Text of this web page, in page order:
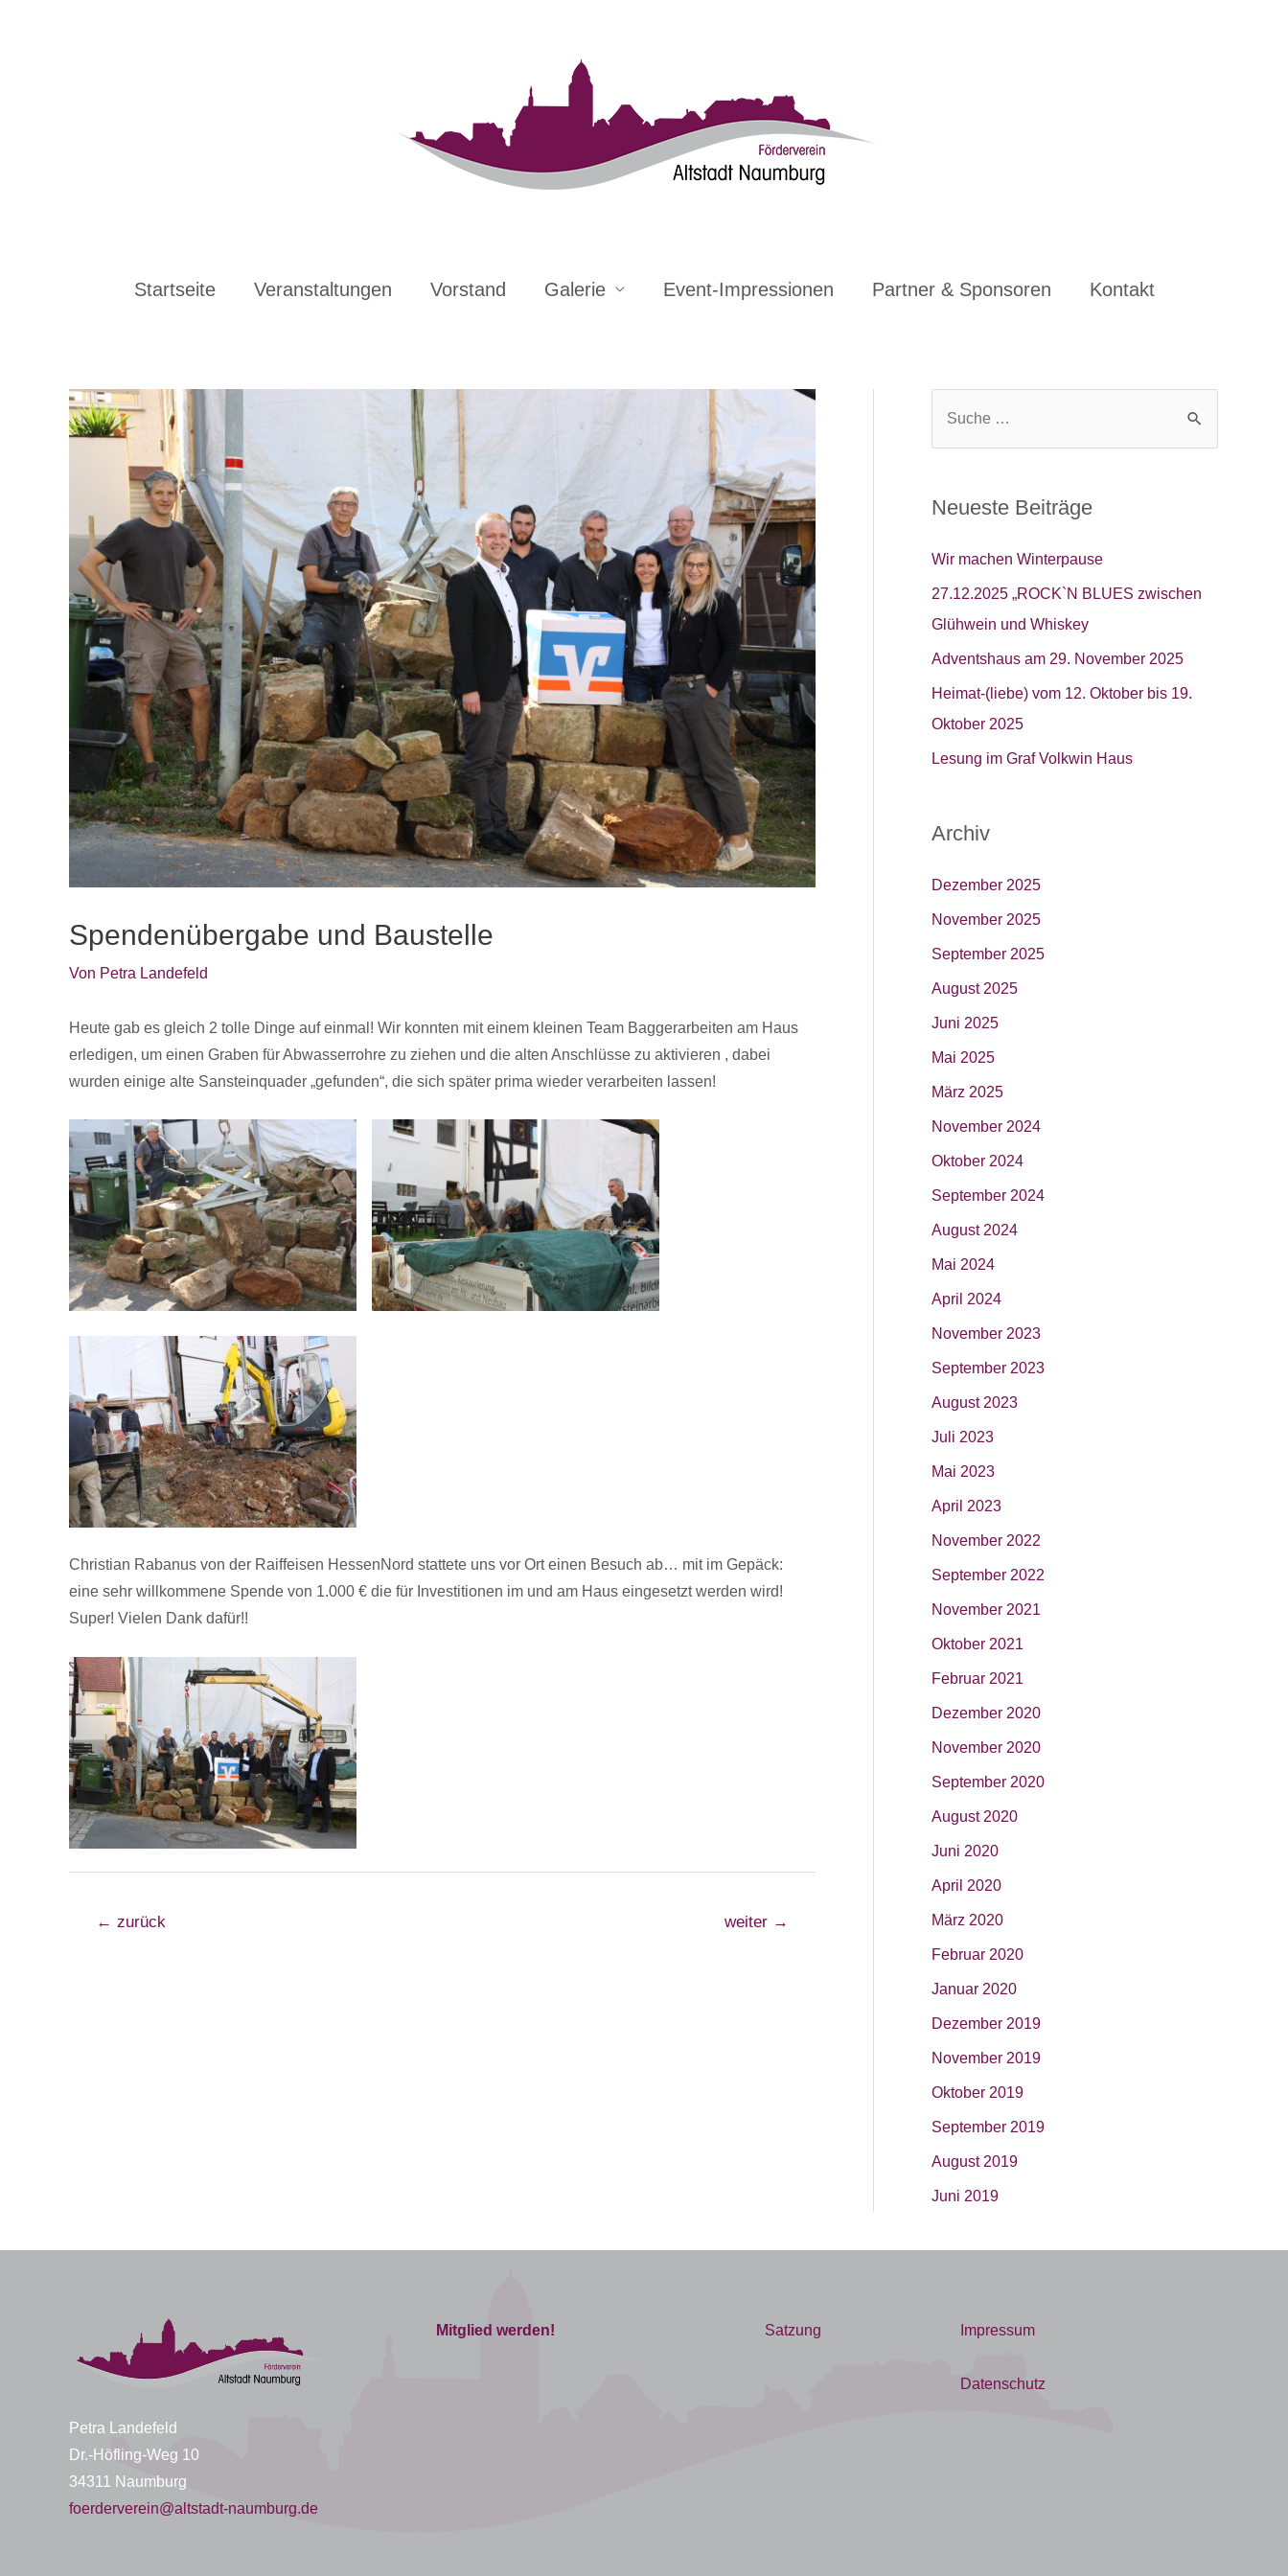
Startseite Veranstaltungen Vorstand Galerie Event-Impressionen Partner & Sponsoren Kontakt
Spendenübergabe und Baustelle
Von Petra Landefeld
Heute gab es gleich 2 tolle Dinge auf einmal! Wir konnten mit einem kleinen Team Baggerarbeiten am Haus
erledigen, um einen Graben für Abwasserrohre zu ziehen und die alten Anschlüsse zu aktivieren , dabei
wurden einige alte Sansteinquader „gefunden“, die sich später prima wieder verarbeiten lassen!
Christian Rabanus von der Raiffeisen HessenNord stattete uns vor Ort einen Besuch ab… mit im Gepäck:
eine sehr willkommene Spende von 1.000 € die für Investitionen im und am Haus eingesetzt werden wird!
Super! Vielen Dank dafür!!
Beitragsnavigation
← zurück weiter →
n
n
a
Neueste Beiträge
Wir machen Winterpause
27.12.2025 „ROCK`N BLUES zwischen
Glühwein und Whiskey
Adventshaus am 29. November 2025
Heimat-(liebe) vom 12. Oktober bis 19.
Oktober 2025​
Lesung im Graf Volkwin Haus
Archiv
Dezember 2025
November 2025
September 2025
August 2025
Juni 2025
Mai 2025
März 2025
November 2024
Oktober 2024
September 2024
August 2024
Mai 2024
April 2024
November 2023
September 2023
August 2023
Juli 2023
Mai 2023
April 2023
November 2022
September 2022
November 2021
Oktober 2021
Februar 2021
Dezember 2020
November 2020
September 2020
August 2020
Juni 2020
April 2020
März 2020
Februar 2020
Januar 2020
Dezember 2019
November 2019
Oktober 2019
September 2019
August 2019
Juni 2019
Petra Landefeld
Dr.-Höfling-Weg 10
34311 Naumburg
foerderverein@altstadt-naumburg.de
Mitglied werden! Satzung Impressum
Datenschutz